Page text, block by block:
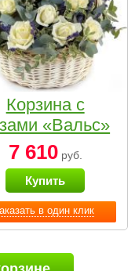
в один клик
Корзина с
«Вальс»
7 610руб.
Купить